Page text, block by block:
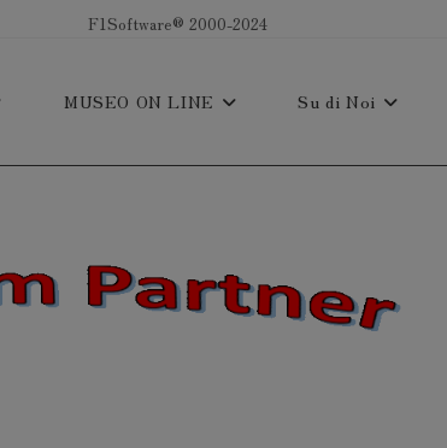
F1Software® 2000-2024
MUSEO ON LINE Su di Noi